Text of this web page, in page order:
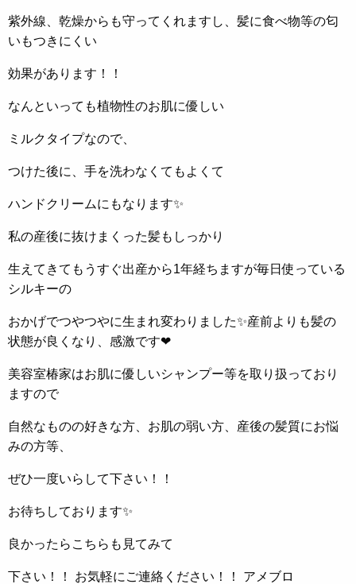
紫外線、乾燥からも守ってくれますし、髪に食べ物等の匂
いもつきにくい
効果があります！！
なんといっても植物性のお肌に優しい
ミルクタイプなので、
つけた後に、手を洗わなくてもよくて
ハンドクリームにもなります✨
私の産後に抜けまくった髪もしっかり
生えてきてもうすぐ出産から1年経ちますが毎日使っている
シルキーの
おかげでつやつやに生まれ変わりました✨産前よりも髪の
状態が良くなり、感激です❤
美容室椿家はお肌に優しいシャンプー等を取り扱っており
ますので
自然なものの好きな方、お肌の弱い方、産後の髪質にお悩
みの方等、
ぜひ一度いらして下さい！！
お待ちしております✨
良かったらこちらも見てみて
下さい！！ お気軽にご連絡ください！！ アメブロ